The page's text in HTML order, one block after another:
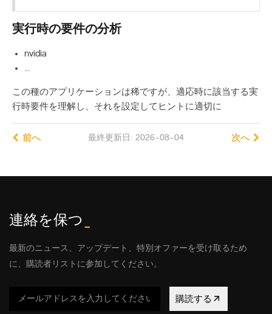
実行時の要件の分析
nvidia
…
この種のアプリケーションは稀ですが、適応時に該当する実
行時要件を理解し、それを設定してヒントに適切に
最終更新日: 2026-08-04
前へ 次へ
連絡を保つ
最新のニュース、アップデート、特別オファーを受け取るため
に、購読者リストに参加してください。
購読する